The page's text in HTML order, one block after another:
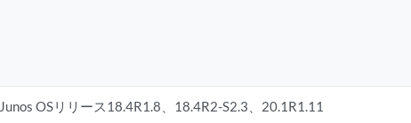
Junos OSリリース18.4R1.8、18.4R2-S2.3、20.1R1.11